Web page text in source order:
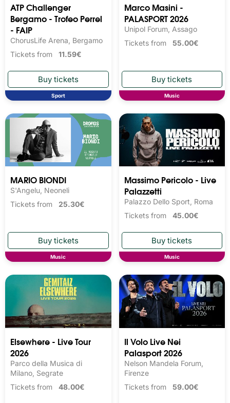
ATP Challenger
Bergamo - Trofeo Perrel
- FAIP
ChorusLife Arena, Bergamo
Tickets from 11.59€
Sport
Marco Masini -
PALASPORT 2026
Unipol Forum, Assago
Tickets from 55.00€
Music
MARIO BIONDI
S'Angelu, Neoneli
Tickets from 25.30€
Music
Massimo Pericolo - Live
Palazzetti
Palazzo Dello Sport, Roma
Tickets from 45.00€
Music
Elsewhere - Live Tour
2026
Parco della Musica di
Milano, Segrate
Tickets from 48.00€
Il Volo Live Nei
Palasport 2026
Nelson Mandela Forum,
Firenze
Tickets from 59.00€